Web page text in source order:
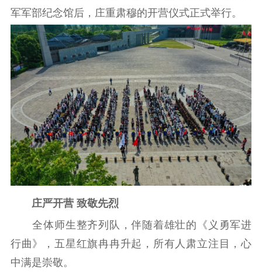
社科强省 工作通知
成果集萃
江苏文脉
资料下载
新闻宣传
主题宣传 对外宣传
新闻发布
记者之家
品牌栏目
文化文艺
精品生产 文化惠民
文化传承
文化交流
体制改革
文化产业
紫金文化艺术节
品牌活动 紫艺舞台
文明创建 文明实践
文明培育
军军部纪念馆后，庄重肃穆的开营仪式正式举行。
庄严开营 致敬先烈
全体师生整齐列队，伴随着雄壮的《义勇军进
行曲》，五星红旗冉冉升起，所有人肃立注目，心
中满是崇敬。